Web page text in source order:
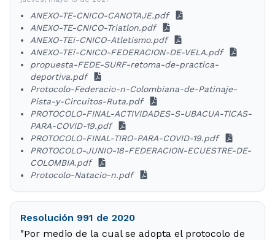
ANEXO-TE-CNICO-CANOTAJE.pdf
ANEXO-TE-CNICO-Triatlon.pdf
ANEXO-TEi-CNICO-Atletismo.pdf
ANEXO-TEi-CNICO-FEDERACION-DE-VELA.pdf
propuesta-FEDE-SURF-retoma-de-practica-
deportiva.pdf
Protocolo-Federacio-n-Colombiana-de-Patinaje-
Pista-y-Circuitos-Ruta.pdf
PROTOCOLO-FINAL-ACTIVIDADES-S-UBACUA-TICAS-
PARA-COVID-19.pdf
PROTOCOLO-FINAL-TIRO-PARA-COVID-19.pdf
PROTOCOLO-JUNIO-18-FEDERACION-ECUESTRE-DE-
COLOMBIA.pdf
Protocolo-Natacio-n.pdf
Resolución 991 de 2020
"Por medio de la cual se adopta el protocolo de